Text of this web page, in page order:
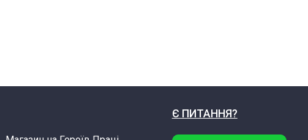
Є ПИТАННЯ?